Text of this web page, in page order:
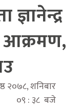
आक्रमण,
२०७८, शनिबार
०९ : ३८ बजे